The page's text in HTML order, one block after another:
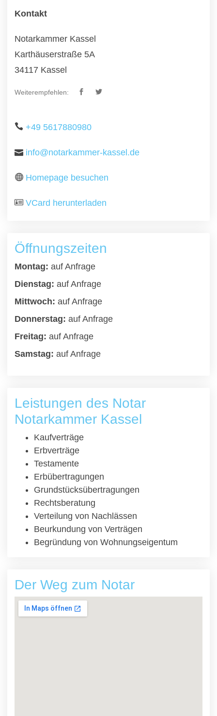
Kontakt
Notarkammer Kassel
Karthäuserstraße 5A
34117 Kassel
Weiterempfehlen:
+49 5617880980
info@notarkammer-kassel.de
Homepage besuchen
VCard herunterladen
Öffnungszeiten
Montag: auf Anfrage
Dienstag: auf Anfrage
Mittwoch: auf Anfrage
Donnerstag: auf Anfrage
Freitag: auf Anfrage
Samstag: auf Anfrage
Leistungen des Notar
Notarkammer Kassel
Kaufverträge
Erbverträge
Testamente
Erbübertragungen
Grundstücksübertragungen
Rechtsberatung
Verteilung von Nachlässen
Beurkundung von Verträgen
Begründung von Wohnungseigentum
Der Weg zum Notar